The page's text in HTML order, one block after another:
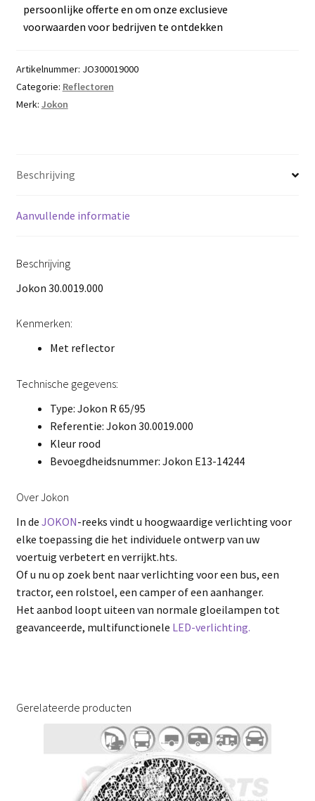
persoonlijke offerte en om onze exclusieve
voorwaarden voor bedrijven te ontdekken
Artikelnummer: JO300019000
Categorie: Reflectoren
Merk: Jokon
Beschrijving
Aanvullende informatie
Beschrijving
Jokon 30.0019.000
Kenmerken:
Met reflector
Technische gegevens:
Type: Jokon R 65/95
Referentie: Jokon 30.0019.000
Kleur rood
Bevoegdheidsnummer: Jokon E13-14244
Over Jokon
In de JOKON-reeks vindt u hoogwaardige verlichting voor
elke toepassing die het individuele ontwerp van uw
voertuig verbetert en verrijkt.hts.
Of u nu op zoek bent naar verlichting voor een bus, een
tractor, een rolstoel, een camper of een aanhanger.
Het aanbod loopt uiteen van normale gloeilampen tot
geavanceerde, multifunctionele LED-verlichting.
Gerelateerde producten